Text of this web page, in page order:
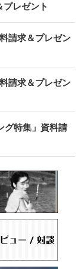
レゼント
請求＆プレゼン
請求＆プレゼン
グ特集」資料請